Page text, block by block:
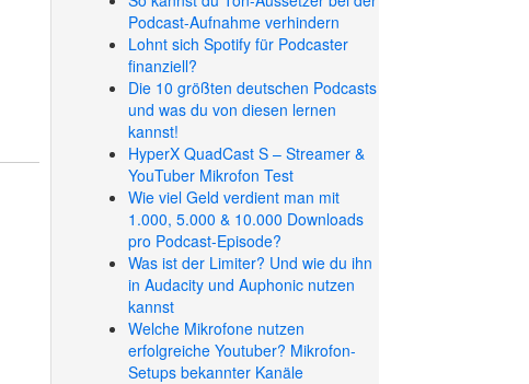
Podcast-Aufnahme verhindern
Lohnt sich Spotify für Podcaster
finanziell?
Die 10 größten deutschen Podcasts
und was du von diesen lernen
kannst!
HyperX QuadCast S – Streamer &
YouTuber Mikrofon Test
Wie viel Geld verdient man mit
1.000, 5.000 & 10.000 Downloads
pro Podcast-Episode?
Was ist der Limiter? Und wie du ihn
in Audacity und Auphonic nutzen
kannst
Welche Mikrofone nutzen
erfolgreiche Youtuber? Mikrofon-
Setups bekannter Kanäle